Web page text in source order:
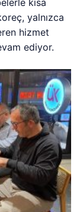
yalnızca
hizmet
ediyor.